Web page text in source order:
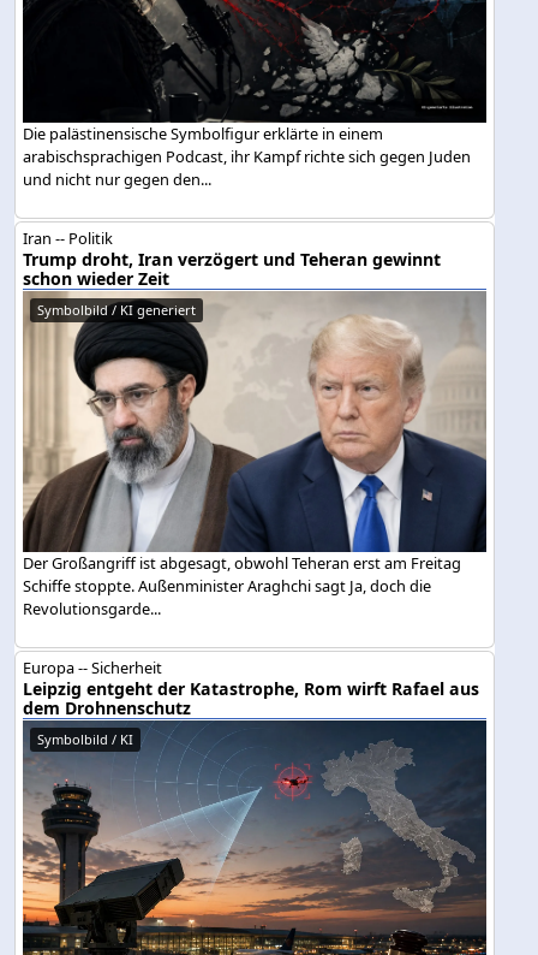
Die palästinensische Symbolfigur erklärte in einem
arabischsprachigen Podcast, ihr Kampf richte sich gegen Juden
und nicht nur gegen den...
Iran -- Politik
Trump droht, Iran verzögert und Teheran gewinnt
schon wieder Zeit
Symbolbild / KI generiert
Der Großangriff ist abgesagt, obwohl Teheran erst am Freitag
Schiffe stoppte. Außenminister Araghchi sagt Ja, doch die
Revolutionsgarde...
Europa -- Sicherheit
Leipzig entgeht der Katastrophe, Rom wirft Rafael aus
dem Drohnenschutz
Symbolbild / KI